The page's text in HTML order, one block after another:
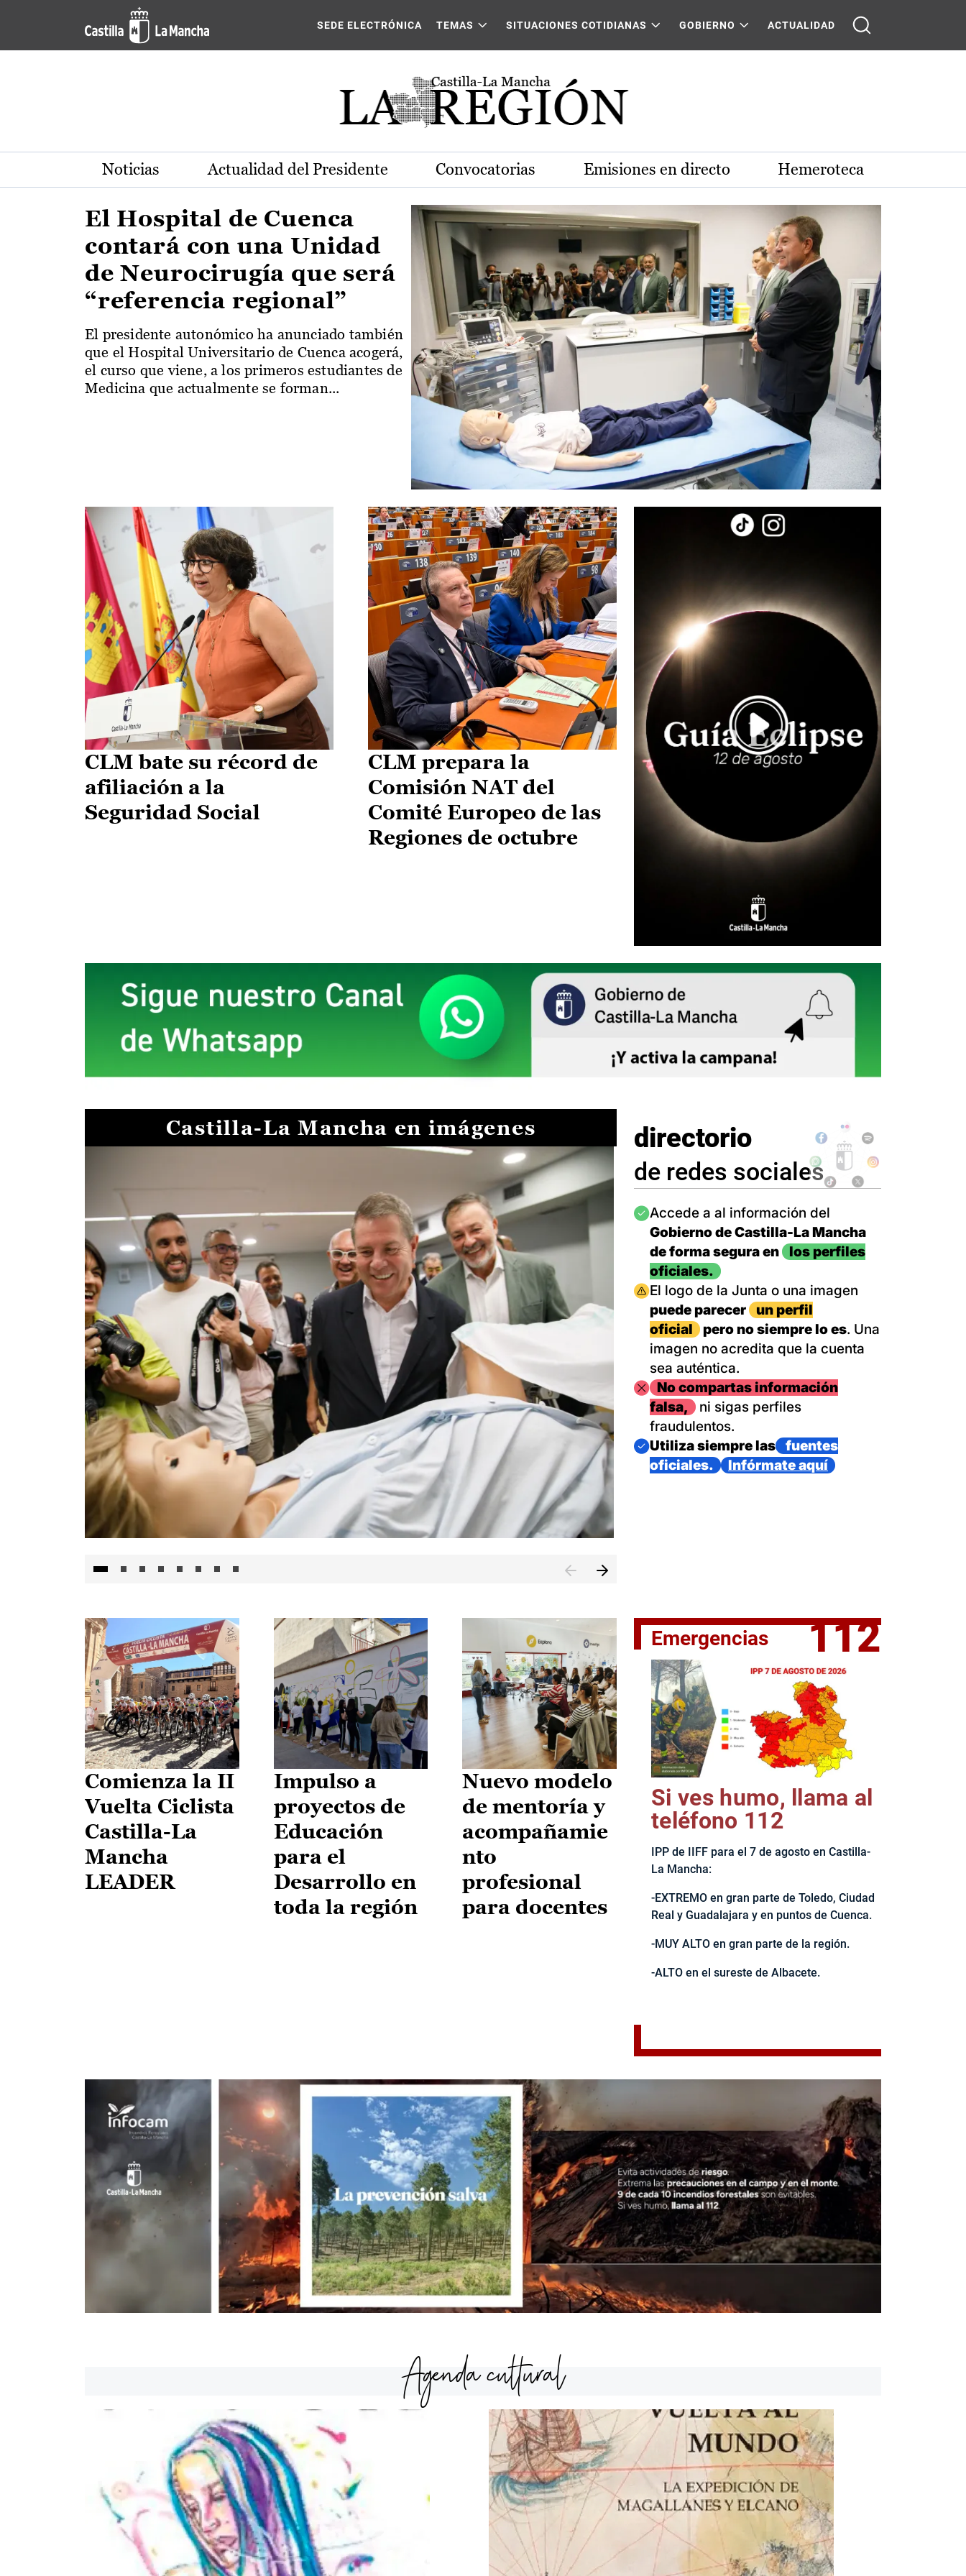
Pasar al contenido principal
Actualidad de la región de Castilla-La Mancha
SEDE ELECTRÓNICA TEMAS SITUACIONES COTIDIANAS GOBIERNO ACTUALIDAD
Noticias Actualidad del Presidente Convocatorias Emisiones en directo Hemeroteca
El Hospital de Cuenca
contará con una Unidad
de Neurocirugía que será
“referencia regional”
El presidente autonómico ha anunciado también
que el Hospital Universitario de Cuenca acogerá,
el curso que viene, a los primeros estudiantes de
Medicina que actualmente se forman...
CLM bate su récord de
afiliación a la
Seguridad Social
CLM prepara la
Comisión NAT del
Comité Europeo de las
Regiones de octubre
Castilla-La Mancha en imágenes
El jefe del Ejecutivo castellanomanchego, Emiliano García-
directorio
de redes sociales
Imagen
Accede a al información del
Gobierno de Castilla-La Mancha
de forma segura en
los perfiles
oficiales.
Imagen
El logo de la Junta o una imagen
puede parecer
un perfil
oficial
pero no siempre lo es. Una
imagen no acredita que la cuenta
sea auténtica.
ImagenNo compartas información
falsa,
ni sigas perfiles
fraudulentos.
Imagen
Utiliza siempre las
fuentes
oficiales.
Infórmate aquí
Comienza la II
Vuelta Ciclista
Castilla-La
Mancha
LEADER
Impulso a
proyectos de
Educación
para el
Desarrollo en
toda la región
Nuevo modelo
de mentoría y
acompañamie
nto
profesional
para docentes
Emergencias 112
Si ves humo, llama al
teléfono 112
IPP de IIFF para el 7 de agosto en Castilla-
La Mancha:
-EXTREMO en gran parte de Toledo, Ciudad
Real y Guadalajara y en puntos de Cuenca.
-MUY ALTO en gran parte de la región.
-ALTO en el sureste de Albacete.
Agenda cultural